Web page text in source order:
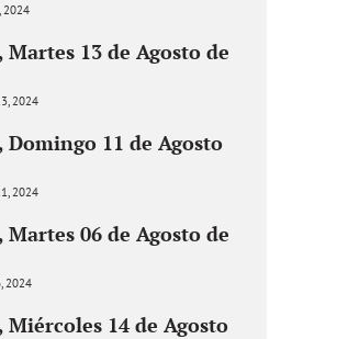
2024
Martes 13 de Agosto de
2024
Domingo 11 de Agosto
2024
Martes 06 de Agosto de
2024
Miércoles 14 de Agosto